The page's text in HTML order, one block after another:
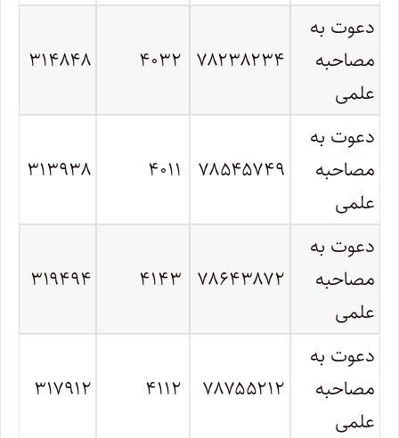
دعوت به
مصاحبه
علمی
۷۸۲۳۸۲۳۴ ۴۰۳۲ ۳۱۴۸۴۸
دعوت به
مصاحبه
علمی
۷۸۵۴۵۷۴۹ ۴۰۱۱ ۳۱۳۹۳۸
دعوت به
مصاحبه
علمی
۷۸۶۴۳۸۷۲ ۴۱۴۳ ۳۱۹۴۹۴
دعوت به
مصاحبه
علمی
۷۸۷۵۵۲۱۲ ۴۱۱۲ ۳۱۷۹۱۲